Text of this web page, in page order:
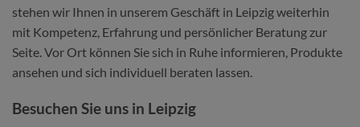
stehen wir Ihnen in unserem Geschäft in Leipzig weiterhin
mit Kompetenz, Erfahrung und persönlicher Beratung zur
Seite. Vor Ort können Sie sich in Ruhe informieren, Produkte
ansehen und sich individuell beraten lassen.
Besuchen Sie uns in Leipzig